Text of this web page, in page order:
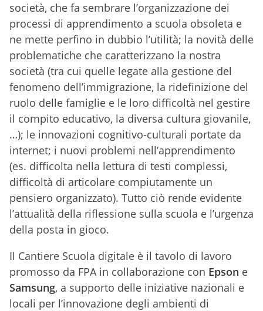
società, che fa sembrare l’organizzazione dei
processi di apprendimento a scuola obsoleta e
ne mette perfino in dubbio l’utilità; la novità delle
problematiche che caratterizzano la nostra
società (tra cui quelle legate alla gestione del
fenomeno dell’immigrazione, la ridefinizione del
ruolo delle famiglie e le loro difficoltà nel gestire
il compito educativo, la diversa cultura giovanile,
…); le innovazioni cognitivo-culturali portate da
internet; i nuovi problemi nell’apprendimento
(es. difficolta nella lettura di testi complessi,
difficoltà di articolare compiutamente un
pensiero organizzato). Tutto ciò rende evidente
l’attualità della riflessione sulla scuola e l’urgenza
della posta in gioco.
Il Cantiere Scuola digitale è il tavolo di lavoro
promosso da FPA in collaborazione con Epson e
Samsung, a supporto delle iniziative nazionali e
locali per l’innovazione degli ambienti di